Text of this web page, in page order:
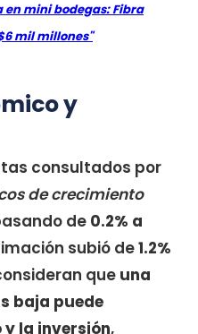
en mini bodegas: Fibra
mil millones"
y
consultados por
de crecimiento
de 0.2% a
subió de1.2%
que una
baja puede
la inversión,